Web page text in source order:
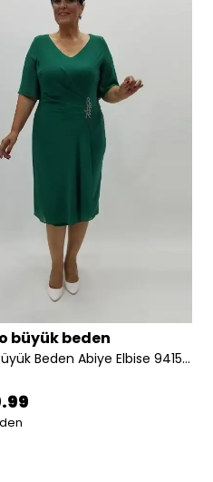
büyük beden
Miraggio Büyük Beden Abiye Elbise 94158 YEŞİL